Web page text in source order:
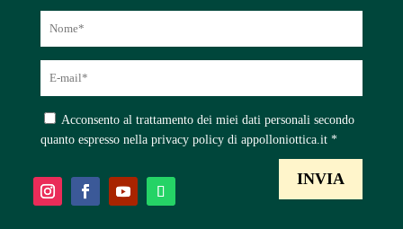
Acconsento al trattamento dei miei dati personali secondo
quanto espresso nella privacy policy di appolloniottica.it *